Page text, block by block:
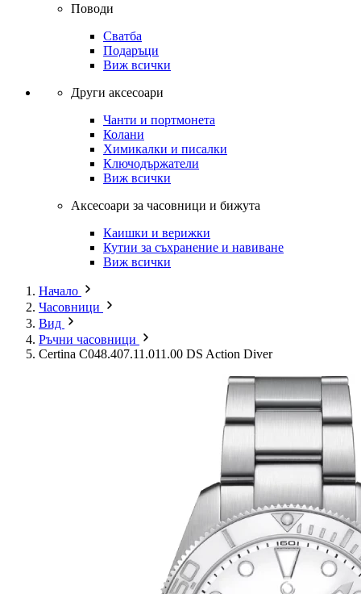
Поводи
Сватба
Подаръци
Виж всички
Други аксесоари
Чанти и портмонета
Колани
Химикалки и писалки
Ключодържатели
Виж всички
Аксесоари за часовници и бижута
Каишки и верижки
Кутии за съхранение и навиване
Виж всички
Начало
Часовници
Вид
Ръчни часовници
Certina C048.407.11.011.00 DS Action Diver